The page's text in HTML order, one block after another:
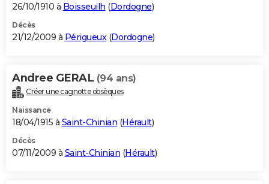
26/10/1910 à Boisseuilh (Dordogne)
Décès
21/12/2009 à Périgueux(Dordogne)
Andree GERAL (94 ans)
Créer une cagnotte obsèques
Naissance
18/04/1915 à Saint-Chinian (Hérault)
Décès
07/11/2009 à Saint-Chinian (Hérault)